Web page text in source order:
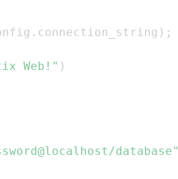
. connection_string ) ;
Web!" )
database"